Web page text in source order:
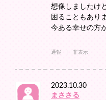
想像しましたけど
困ることもあり
今ある幸せの方
通報 非表示
2023.10.30
まささる